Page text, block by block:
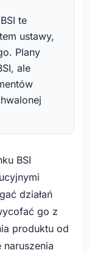
te
ustawy,
Plany
ale
BSI
działań
go z
produktu od